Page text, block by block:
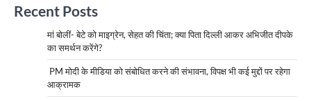
Recent Posts
मां बोलीं- बेटे को माइग्रेन, सेहत की चिंता; क्या पिता दिल्ली आकर अभिजीत दीपके
का समर्थन करेंगे?
PM मोदी के मीडिया को संबोधित करने की संभावना, विपक्ष भी कई मुद्दों पर रहेगा
आक्रामक